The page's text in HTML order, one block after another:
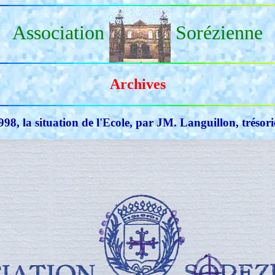
Association Sorézienne
Archives
la situation de l'Ecole, par JM. Languillon,